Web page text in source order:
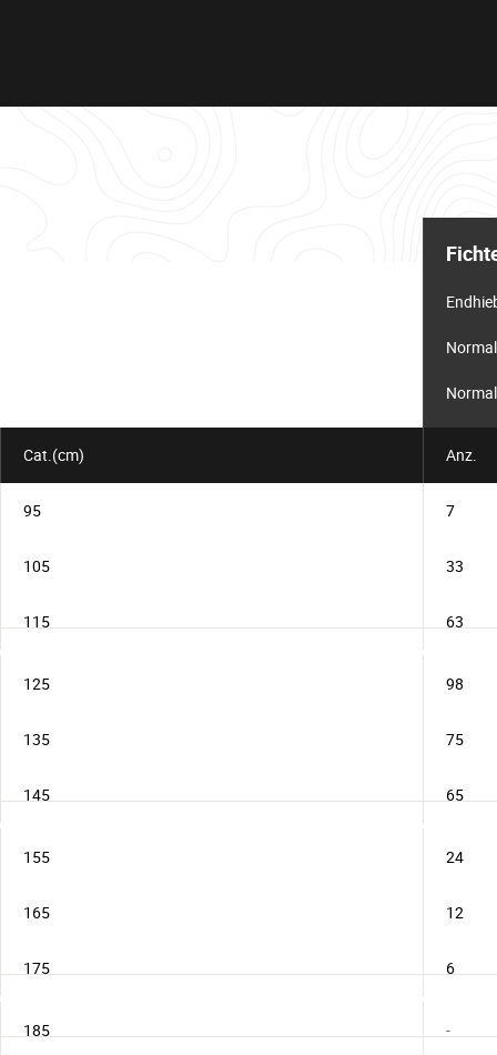
Normal
Normal
Cat.(cm) Anz.
95 7
105 33
115 63
125 98
135 75
145 65
155 24
165 12
175 6
185 -